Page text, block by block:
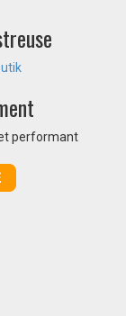
performant